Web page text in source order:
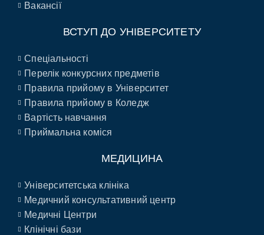
Вакансії
ВСТУП ДО УНІВЕРСИТЕТУ
Спеціальності
Перелік конкурсних предметів
Правила прийому в Університет
Правила прийому в Коледж
Вартість навчання
Приймальна коміся
МЕДИЦИНА
Університетська клініка
Медичний консультативний центр
Медичні Центри
Клінічні бази